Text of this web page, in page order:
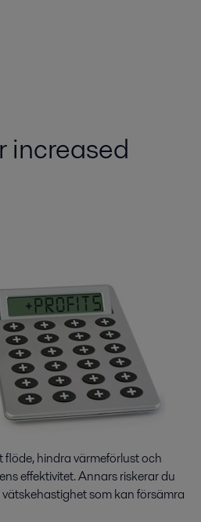
increased
hindra värmeförlust och
effektivitet. Annars riskerar du
som kan försämra